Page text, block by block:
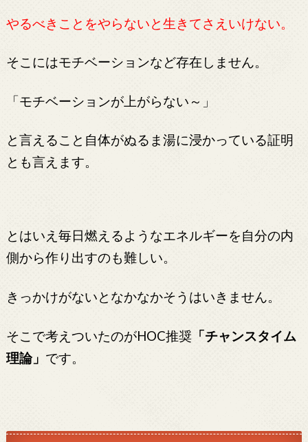
やるべきことをやらないと生きてさえいけない。
そこにはモチベーションなど存在しません。
「モチベーションが上がらない～」
と言えること自体がぬるま湯に浸かっている証明
とも言えます。
とはいえ毎日燃えるようなエネルギーを自分の内
側から作り出すのも難しい。
きっかけがないとなかなかそうはいきません。
そこで考えついたのがHOC推奨「チャンスタイム
理論」 です。